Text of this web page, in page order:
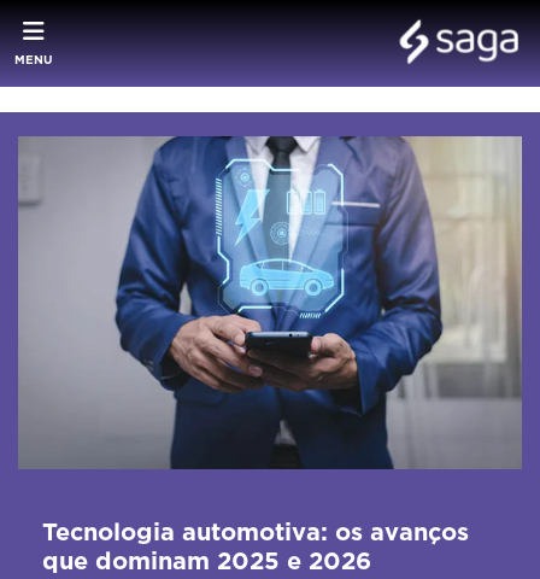
MENU
Tecnologia automotiva: os avanços
que dominam 2025 e 2026